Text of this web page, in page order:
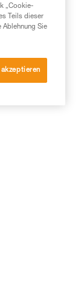
„Cookie-
Teils dieser
Ablehnung Sie